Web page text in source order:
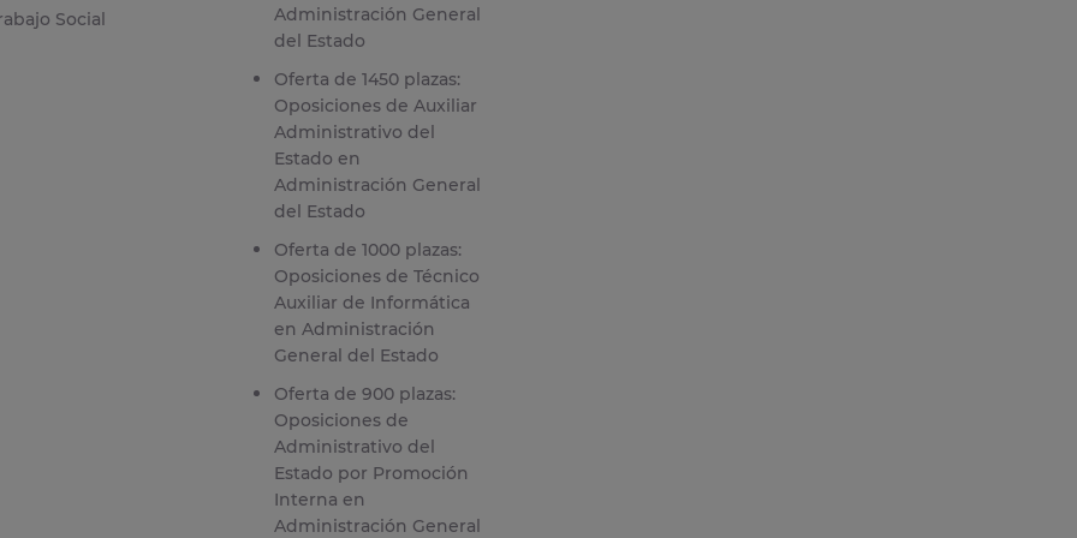
Social
Administración General
del Estado
Oferta de 1450 plazas:
Oposiciones de Auxiliar
Administrativo del
Estado en
Administración General
del Estado
Oferta de 1000 plazas:
Oposiciones de Técnico
Auxiliar de Informática
en Administración
General del Estado
Oferta de 900 plazas:
Oposiciones de
Administrativo del
Estado por Promoción
Interna en
Administración General